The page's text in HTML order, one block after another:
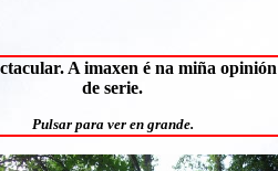
A imaxen é na miña
de serie.
Pulsar para ver en grande.